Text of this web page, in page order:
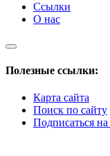
Ссылки
О нас
Полезные ссылки:
Карта сайта
Поиск по сайту
Подписаться